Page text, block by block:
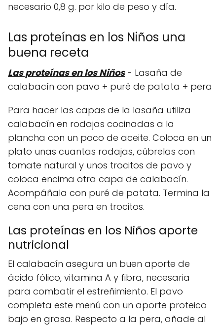
necesario 0,8 g. por kilo de peso y día.
Las proteínas en los Niños una
buena receta
Las proteínas en los Niños- Lasaña de
calabacín con pavo + puré de patata + pera
Para hacer las capas de la lasaña utiliza
calabacín en rodajas cocinadas a la
plancha con un poco de aceite. Coloca en un
plato unas cuantas rodajas, cúbrelas con
tomate natural y unos trocitos de pavo y
coloca encima otra capa de calabacín.
Acompáñala con puré de patata. Termina la
cena con una pera en trocitos.
Las proteínas en los Niños aporte
nutricional
El calabacín asegura un buen aporte de
ácido fólico, vitamina A y fibra, necesaria
para combatir el estreñimiento. El pavo
completa este menú con un aporte proteico
bajo en grasa. Respecto a la pera, añade al